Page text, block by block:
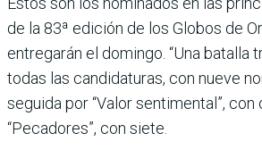
de la 83ª edición de los Globos de
entregarán el domingo. “Una batalla
todas las candidaturas, con nueve
seguida por “Valor sentimental”, con
“Pecadores”, con siete.